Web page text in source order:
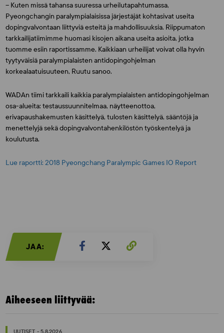
– Kuten missä tahansa suuressa urheilutapahtumassa,
Pyeongchangin paralympialaisissa järjestäjät kohtasivat useita
dopingvalvontaan liittyviä esteitä ja mahdollisuuksia. Riippumaton
tarkkailijatiimimme huomasi kisojen aikana useita asioita, jotka
tuomme esiin raportissamme. Kaikkiaan urheilijat voivat olla hyvin
tyytyväisiä paralympialaisten antidopingohjelman
korkealaatuisuuteen, Ruutu sanoo.
WADAn tiimi tarkkaili kaikkia paralympialaisten antidopingohjelman
osa-alueita: testaussuunnitelmaa, näytteenottoa,
erivapaushakemusten käsittelyä, tulosten käsittelyä, sääntöjä ja
menettelyjä sekä dopingvalvontahenkilöstön työskentelyä ja
koulutusta.
Lue raportti: 2018 Pyeongchang Paralympic Games IO Report
JAA:
Aiheeseen liittyvää: